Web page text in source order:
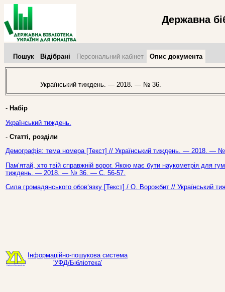
Державна
Пошук Відібрані Персональний кабінет Опис документа
Український тиждень. — 2018. — № 36.
- Набір
Український тиждень.
- Статті, розділи
Демографія: тема номера [Текст] // Український тиждень. — 2018. —
Пам‘ятай, хто твій справжній ворог. Якою має бути наукометрія для
тиждень. — 2018. — № 36. — С. 56-57.
Сила громадянського обов‘язку [Текст] / О. Ворожбит //
Інформаційно-пошукова система
'УФД/Бібліотека'